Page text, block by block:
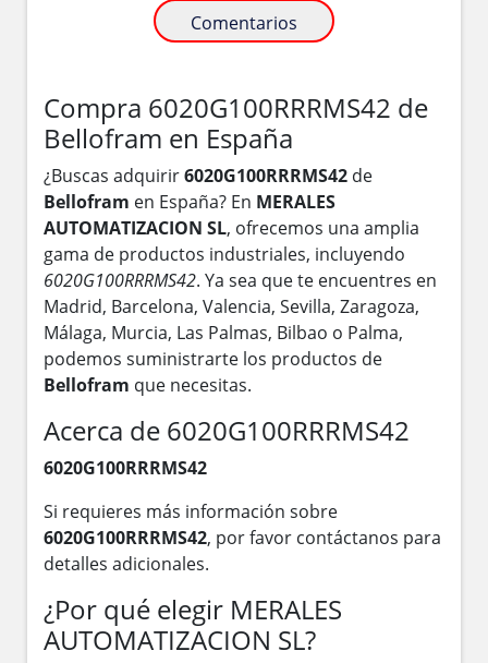
Comentarios
Compra 6020G100RRRMS42 de
Bellofram en España
¿Buscas adquirir6020G100RRRMS42 de
Bellofram en España? En MERALES
AUTOMATIZACION SL, ofrecemos una amplia
gama de productos industriales, incluyendo
6020G100RRRMS42. Ya sea que te encuentres en
Madrid, Barcelona, Valencia, Sevilla, Zaragoza,
Málaga, Murcia, Las Palmas, Bilbao o Palma,
podemos suministrarte los productos de
Bellofram que necesitas.
Acerca de 6020G100RRRMS42
6020G100RRRMS42
Si requieres más información sobre
6020G100RRRMS42, por favor contáctanos para
detalles adicionales.
¿Por qué elegir MERALES
AUTOMATIZACION SL?